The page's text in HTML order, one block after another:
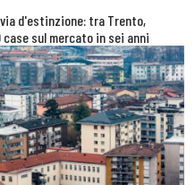
d'estinzione: tra Trento,
case sul mercato in sei anni